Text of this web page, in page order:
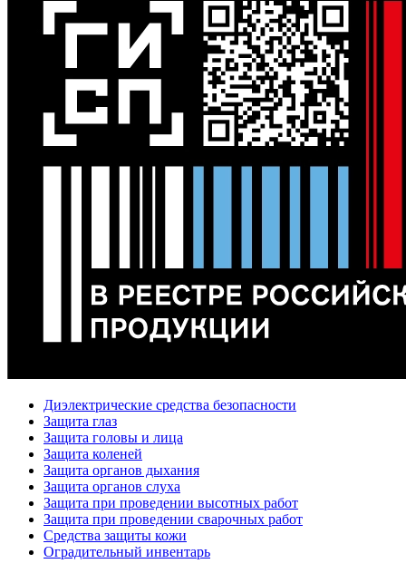
Диэлектрические средства безопасности
Защита глаз
Защита головы и лица
Защита коленей
Защита органов дыхания
Защита органов слуха
Защита при проведении высотных работ
Защита при проведении сварочных работ
Средства защиты кожи
Оградительный инвентарь